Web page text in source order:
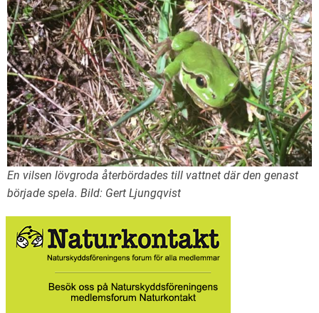
En vilsen lövgroda återbördades till vattnet där den genast
började spela. Bild: Gert Ljungqvist